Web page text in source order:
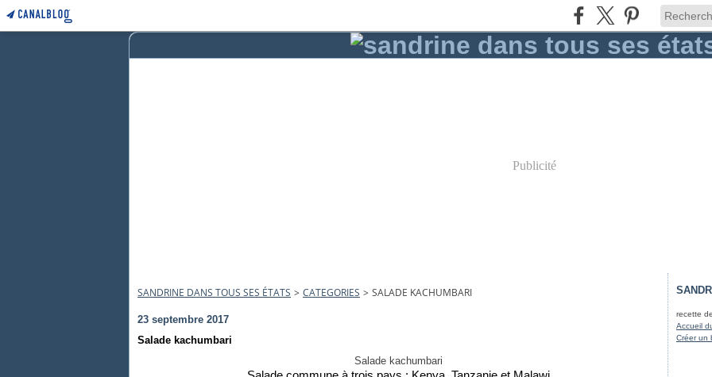
Publicité
SANDRINE DANS TOUS SES ÉTATS > CATEGORIES > SALADE KACHUMBARI
23 septembre 2017
Salade kachumbari
Salade kachumbari
recette
Accueil
Créer un